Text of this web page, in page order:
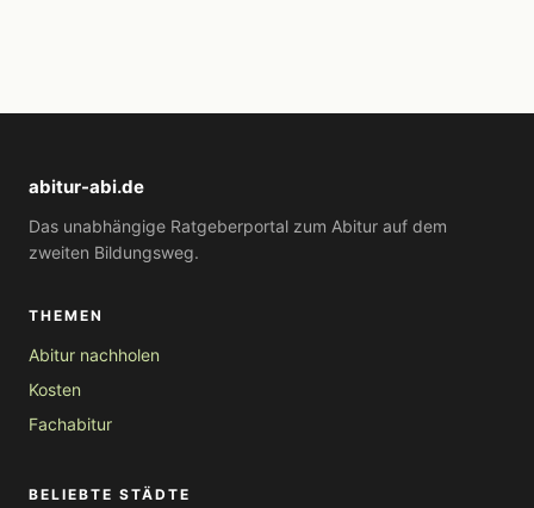
abitur-abi.de
Das unabhängige Ratgeberportal zum Abitur auf dem
zweiten Bildungsweg.
THEMEN
Abitur nachholen
Kosten
Fachabitur
BELIEBTE STÄDTE